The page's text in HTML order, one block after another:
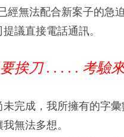
經無法配合新案子的急迫
議直接電話通訊。
挨刀 . . . . . 考驗
完成，我所擁有的字
無法多想。